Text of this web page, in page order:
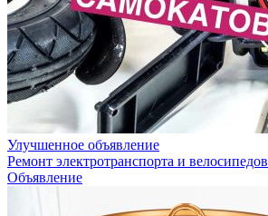
Улучшенное объявление
Ремонт электротранспорта и велосипедов
Объявление